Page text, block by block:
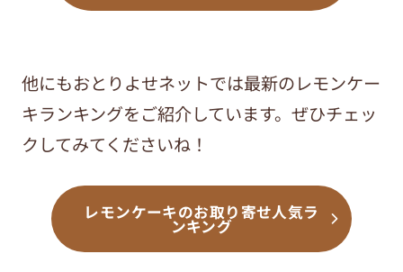
他にもおとりよせネットでは最新のレモンケー
キランキングをご紹介しています。ぜひチェッ
クしてみてくださいね！
レモンケーキのお取り寄せ人気ラ
ンキング